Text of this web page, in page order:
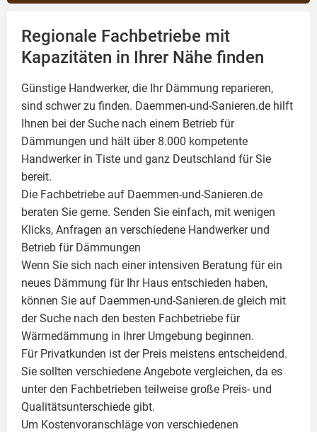
Regionale Fachbetriebe mit
Kapazitäten in Ihrer Nähe finden
Günstige Handwerker, die Ihr Dämmung reparieren,
sind schwer zu finden. Daemmen-und-Sanieren.de hilft
Ihnen bei der Suche nach einem Betrieb für
Dämmungen und hält über 8.000 kompetente
Handwerker in Tiste und ganz Deutschland für Sie
bereit.
Die Fachbetriebe auf Daemmen-und-Sanieren.de
beraten Sie gerne. Senden Sie einfach, mit wenigen
Klicks, Anfragen an verschiedene Handwerker und
Betrieb für Dämmungen
Wenn Sie sich nach einer intensiven Beratung für ein
neues Dämmung für Ihr Haus entschieden haben,
können Sie auf Daemmen-und-Sanieren.de gleich mit
der Suche nach den besten Fachbetriebe für
Wärmedämmung in Ihrer Umgebung beginnen.
Für Privatkunden ist der Preis meistens entscheidend.
Sie sollten verschiedene Angebote vergleichen, da es
unter den Fachbetrieben teilweise große Preis- und
Qualitätsunterschiede gibt.
Um Kostenvoranschläge von verschiedenen